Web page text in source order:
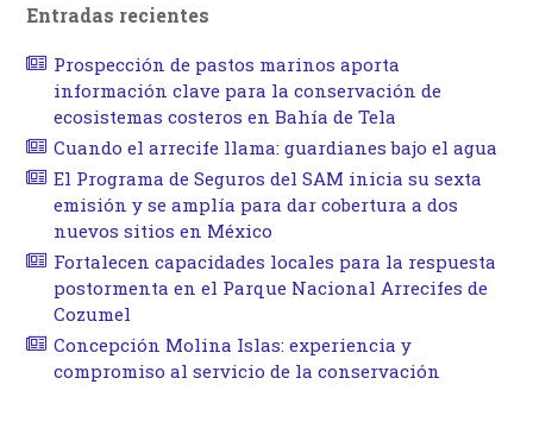
Entradas recientes
Prospección de pastos marinos aporta
información clave para la conservación de
ecosistemas costeros en Bahía de Tela
Cuando el arrecife llama: guardianes bajo el agua
El Programa de Seguros del SAM inicia su sexta
emisión y se amplía para dar cobertura a dos
nuevos sitios en México
Fortalecen capacidades locales para la respuesta
postormenta en el Parque Nacional Arrecifes de
Cozumel
Concepción Molina Islas: experiencia y
compromiso al servicio de la conservación